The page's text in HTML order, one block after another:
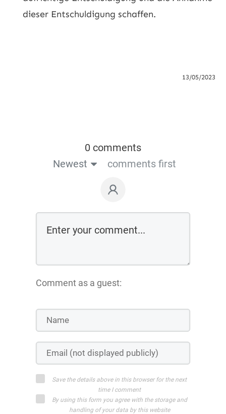
dieser Entschuldigung schaffen.
13/05/2023
0 comments
Newest
comments first
Comment as a guest:
Save the details above in this browser for the next
time I comment
By using this form you agree with the storage and
handling of your data by this website